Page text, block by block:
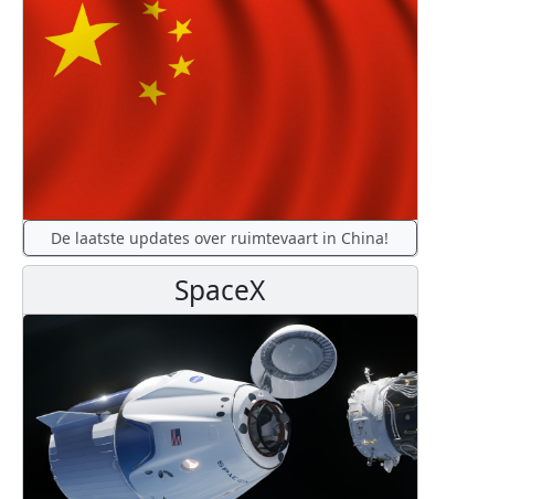
De laatste updates over ruimtevaart in China!
SpaceX